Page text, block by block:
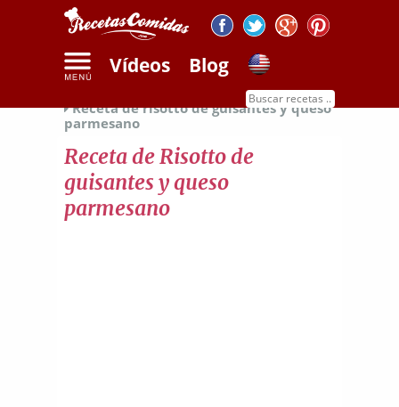
Vídeos Blog
Recetas de risotto
Receta de risotto de guisantes y queso
parmesano
Receta de Risotto de
guisantes y queso
parmesano